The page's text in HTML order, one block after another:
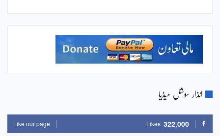
انذار سوشل میڈیا
322,000
Likes
Like our page